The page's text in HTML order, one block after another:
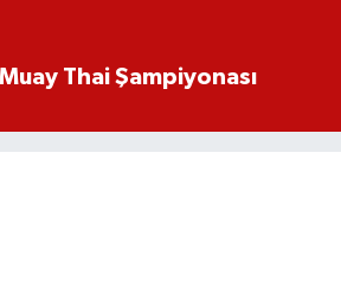
Thai Şampiyonası